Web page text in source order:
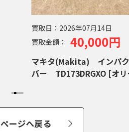
買取日： 2026年07月14日
買取金額：
40,000円
マキタ(Makita) インパ
バー TD173DRGXO [オ
ージへ戻る